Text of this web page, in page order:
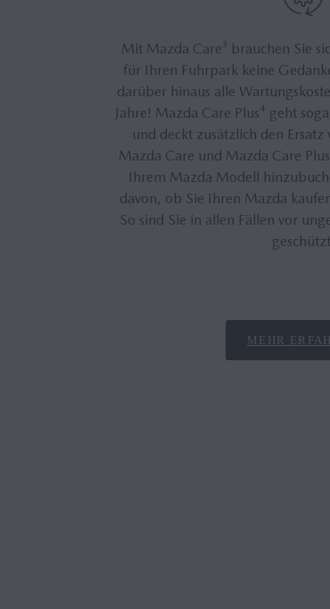
Mit Mazda Care³ brauchen Sie
für Ihren Fuhrpark keine
darüber hinaus alle
Jahre! Mazda Care Plus⁴ geht
und deckt zusätzlich den
Mazda Care und Mazda Care
Ihrem Mazda Modell
davon, ob Sie Ihren Mazda
So sind Sie in allen Fällen vor
MEHR